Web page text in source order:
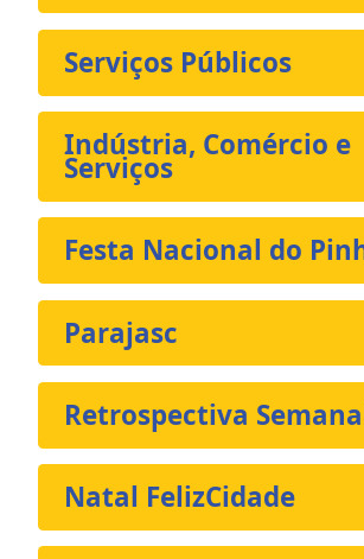
Serviços Públicos
Indústria, Comércio e
Serviços
Festa Nacional do
Parajasc
Retrospectiva
Natal FelizCidade